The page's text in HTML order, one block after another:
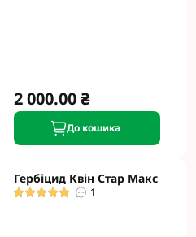
2 000.00 ₴
До кошика
Гербіцид Квін Стар Макс
1